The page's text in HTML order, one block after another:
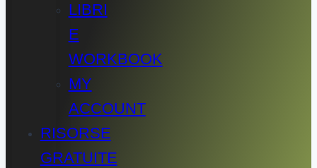
LIBRI
E
WORKBOOK
MY
ACCOUNT
RISORSE
GRATUITE